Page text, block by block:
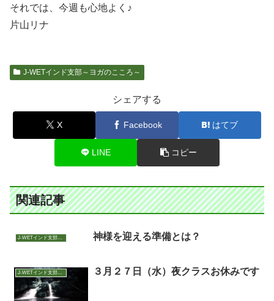
それでは、今週も心地よく♪
片山リナ
J-WETインド支部～ヨガのこころ～
シェアする
X Facebook はてブ
LINE コピー
関連記事
J-WETインド支部～ヨガのこころ～ 神様を迎える準備とは？
J-WETインド支部～ヨガのこころ～ ３月２７日（水）夜クラスお休みです